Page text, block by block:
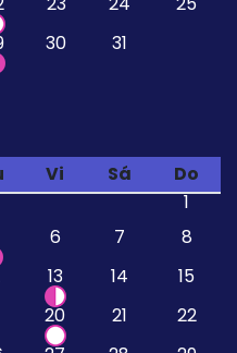
30 31
Vi Sá
Do
1
6 7
8
13 14
15
20 21
22